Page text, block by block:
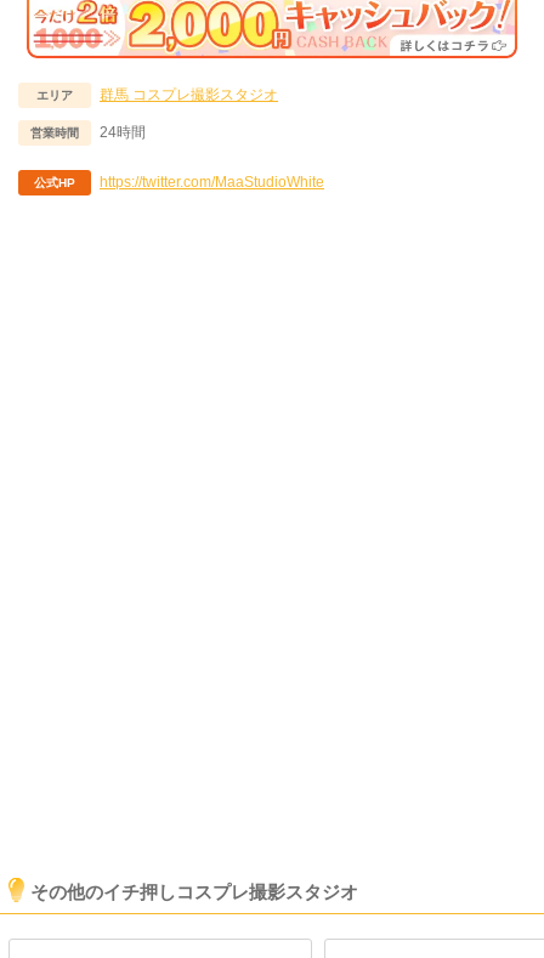
エリア 群馬 コスプレ撮影スタジオ
営業時間 24時間
公式HP https://twitter.com/MaaStudioWhite
その他のイチ押しコスプレ撮影スタジオ